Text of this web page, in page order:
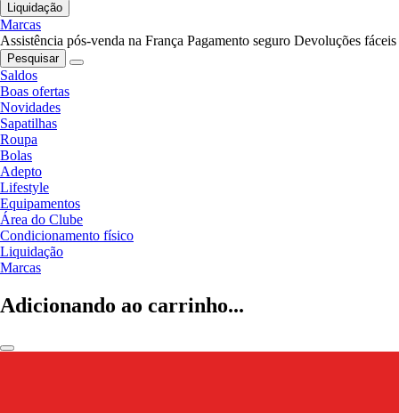
Liquidação
Marcas
Assistência pós-venda na França Pagamento seguro Devoluções fáceis
Pesquisar
Saldos
Boas ofertas
Novidades
Sapatilhas
Roupa
Bolas
Adepto
Lifestyle
Equipamentos
Área do Clube
Condicionamento físico
Liquidação
Marcas
Adicionando ao carrinho...